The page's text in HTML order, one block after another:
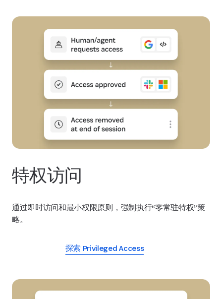
特权访问
通过即时访问和最小权限原则，强制执行“零常驻特权”策
略。
探索 Privileged Access